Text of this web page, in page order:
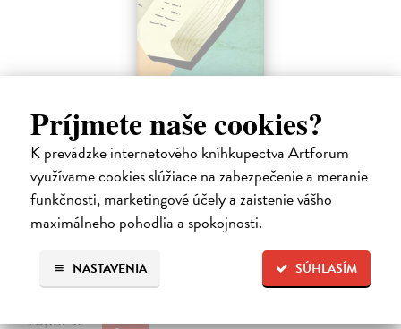
Príjmete naše cookies?
K prevádzke internetového kníhkupectva Artforum
využívame cookies slúžiace na zabezpečenie a meranie
funkčnosti, marketingové účely a zaistenie vášho
maximálneho pohodlia a spokojnosti.
SÚHLASÍM
NASTAVENIA
Rabín sa rozpráva s Ježišom
Neusner Jacob| Kniha
Autor knihy sa v duchu stáva v Galilei poslucháčom Ježišovej Reči na
vrchu. Ako pravoverný rabín sa usiluje pozorne počúvať tohto nového
učiteľa a porovnáva jeho učenie s tým, čo hovorí židovská Tóra.
Na sklade
12,60 €